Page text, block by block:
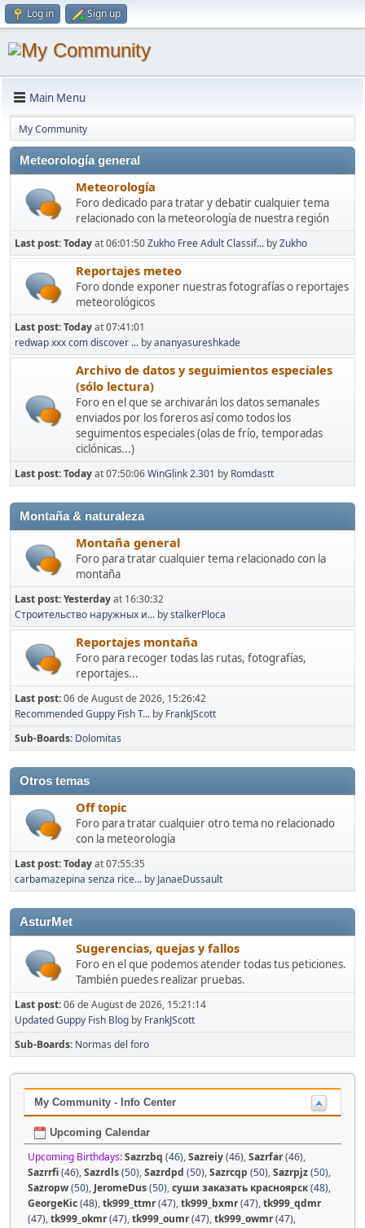
Log in Sign up
Main Menu
My Community
Meteorología general
Meteorología
Foro dedicado para tratar y debatir cualquier tema
relacionado con la meteorología de nuestra región
Last post:Todayat 06:01:50Zukho Free Adult Classif... byZukho
Reportajes meteo
Foro donde exponer nuestras fotografías o reportajes
meteorológicos
Last post:Todayat 07:41:01
redwap xxx com discover ... byananyasureshkade
Archivo de datos y seguimientos especiales
(sólo lectura)
Foro en el que se archivarán los datos semanales
enviados por los foreros así como todos los
seguimentos especiales (olas de frío, temporadas
ciclónicas...)
Last post:Todayat 07:50:06WinGlink 2.301 by Romdastt
Montaña & naturaleza
Montaña general
Foro para tratar cualquier tema relacionado con la
montaña
Last post:Yesterdayat 16:30:32
Строительство наружных и... bystalkerPloca
Reportajes montaña
Foro para recoger todas las rutas, fotografías,
reportajes...
Last post:06 de August de 2026, 15:26:42
Recommended Guppy Fish T... by FrankJScott
Sub-Boards Dolomitas
Otros temas
Off topic
Foro para tratar cualquier otro tema no relacionado
con la meteorología
Last post:Todayat 07:55:35
carbamazepina senza rice... by JanaeDussault
AsturMet
Sugerencias, quejas y fallos
Foro en el que podemos atender todas tus peticiones.
También puedes realizar pruebas.
Last post:06 de August de 2026, 15:21:14
Updated Guppy Fish Blog by FrankJScott
Sub-Boards Normas del foro
My Community - Info Center
Upcoming Calendar
Upcoming Birthdays:Sazrzbq (46),Sazreiy(46),Sazrfar(46),
Sazrrfi(46),Sazrdls(50),Sazrdpd (50),Sazrcqp (50),Sazrpjz(50),
Sazropw(50), JeromeDus(50),суши заказать красноярск(48),
GeorgeKic(48),tk999_ttmr(47),tk999_bxmr(47),tk999_qdmr
(47),tk999_okmr(47),tk999_oumr(47),tk999_owmr(47),